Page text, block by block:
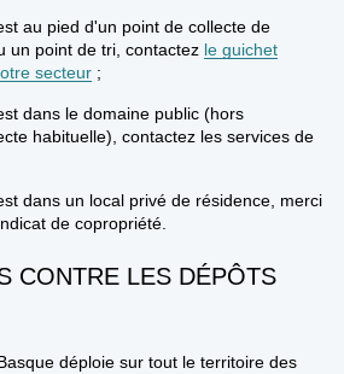
au pied d'un point de collecte de
un point de tri, contactez le guichet
secteur ;
dans le domaine public (hors
habituelle), contactez les services de
dans un local privé de résidence , merci
de copropriété.
CONTRE LES DÉPÔTS
déploie sur tout le territoire des